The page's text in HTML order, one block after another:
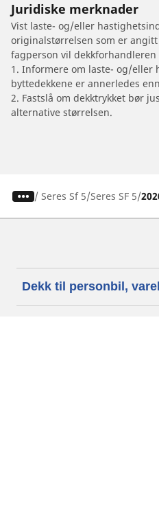
Juridiske merknader
Vist laste- og/eller
originalstørrelsen som er
fagperson vil dekkforhandleren
1. Informere om laste- og/eller
byttedekkene er annerledes
2. Fastslå om dekktrykket bør
alternative størrelsen.
/ Seres Sf 5 Seres SF 5
Dekk til personbil,